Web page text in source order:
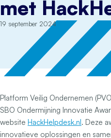
met
19 september 2024
Platform Veilig Ondernemen
SBO Ondermijning Innovatie
website HackHelpdesk.nl. Deze
innovatieve oplossingen en